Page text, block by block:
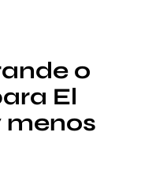
o
El
menos